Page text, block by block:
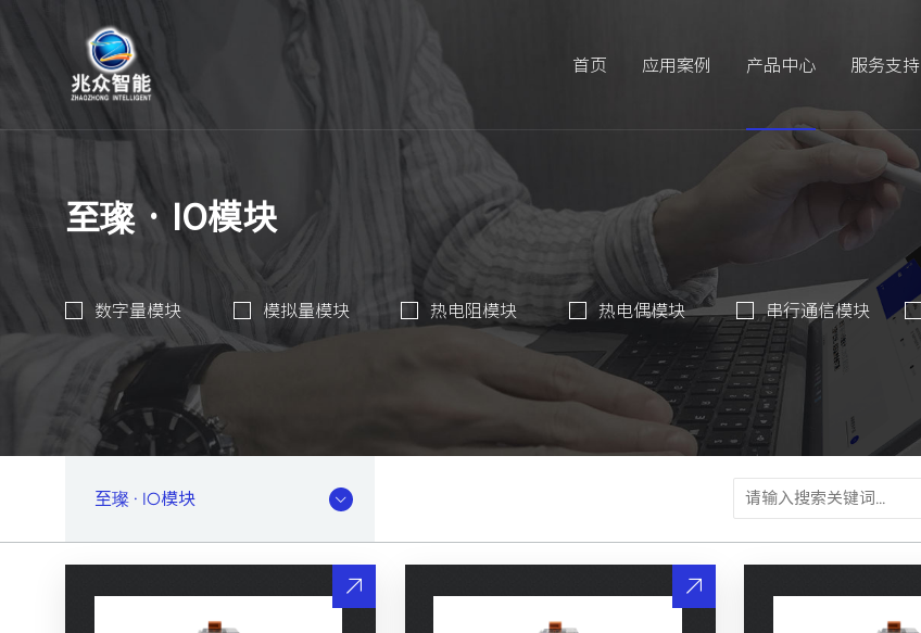
首页 应用案例 产品中心 服务支持
至璨 · IO模块
数字量模块 模拟量模块 热电阻模块 热电偶模块 串行通信模块
至璨 · IO模块